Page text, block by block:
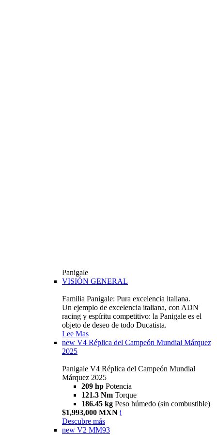
Panigale
VISIÓN GENERAL
Familia Panigale: Pura excelencia italiana.
Un ejemplo de excelencia italiana, con ADN
racing y espíritu competitivo: la Panigale es el
objeto de deseo de todo Ducatista.
Lee Mas
new V4 Réplica del Campeón Mundial Márquez
2025
Panigale V4 Réplica del Campeón Mundial
Márquez 2025
209 hp Potencia
121.3 Nm Torque
186.45 kg Peso húmedo (sin combustible)
$1,993,000 MXN i
Descubre más
new V2 MM93